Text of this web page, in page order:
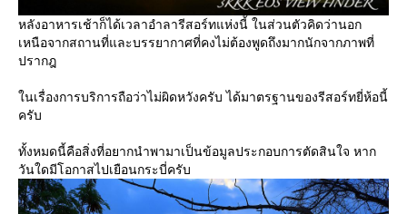
หลังอาหารเช้าก็ได้เวลาอำลารีสอร์ทแห่งนี้ ในส่วนตัวคิดว่านอก
เหนือจากสถานที่และบรรยากาศที่คงไม่ต้องพูดถึงมากนักจากภาพที่
ปรากฎ
นเรื่องการบริการถือว่าไม่ผิดหวังครับ ได้มาตรฐานของรีสอร์ทยี่ห้อนี้
ครับ
ทั้งหมดนี้คือสิ่งที่อยากนำพามาเป็นข้อมูลประกอบการตัดสินใจ หาก
วันใดมีโอกาสไปเยือนกระบี่ครับ